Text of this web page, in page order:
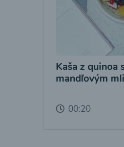
Kaša z quinoa
mandľovým
00:20